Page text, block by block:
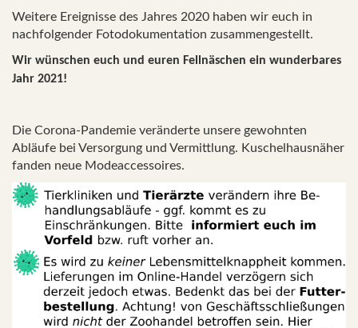
Weitere Ereignisse des Jahres 2020 haben wir euch in
nachfolgender Fotodokumentation zusammengestellt.
Wir wünschen euch und euren Fellnäschen ein wunderbares
Jahr 2021!
Die Corona-Pandemie veränderte unsere gewohnten
Abläufe bei Versorgung und Vermittlung. Kuschelhausnäher
fanden neue Modeaccessoires.